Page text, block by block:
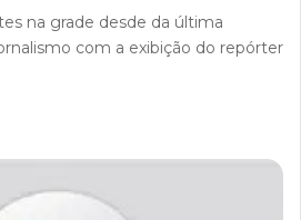
na grade desde da última
com a exibição do repórter